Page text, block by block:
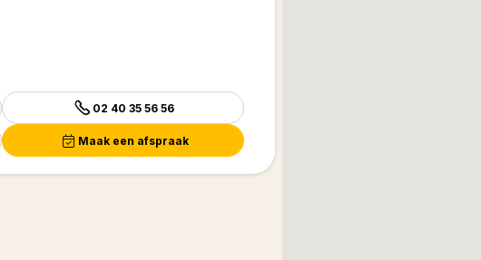
02 40 35 56 56
Maak een afspraak